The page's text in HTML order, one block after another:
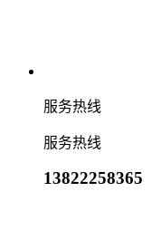
服务热线
服务热线
13822258365